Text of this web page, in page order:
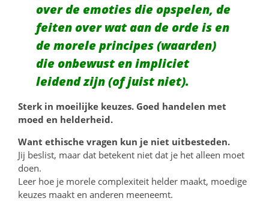
over de emoties die opspelen, de
feiten over wat aan de orde is en
de morele principes (waarden)
die onbewust en impliciet
leidend zijn (of juist niet).
Sterk in moeilijke keuzes. Goed handelen met
moed en helderheid.
Want ethische vragen kun je niet uitbesteden.
Jij beslist, maar dat betekent niet dat je het alleen moet
doen.
Leer hoe je morele complexiteit helder maakt, moedige
keuzes maakt en anderen meeneemt.